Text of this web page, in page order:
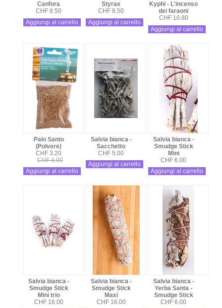
Canfora
CHF 8.50
Aggiungi al carrello
Styrax
CHF 8.50
Aggiungi al carrello
Kyphi - L'incenso
dei faraoni
CHF 10.80
Aggiungi al carrello
Palo Santo
(Polvere)
CHF 3.20
CHF 4.00
Aggiungi al carrello
Salvia bianca -
Sacchetto
CHF 5.00
Aggiungi al carrello
Salvia bianca -
Smudge Stick
Mini
CHF 6.00
Aggiungi al carrello
Salvia bianca -
Smudge Stick
Mini trio
CHF 16.00
Salvia bianca -
Smudge Stick
Maxi
CHF 16.00
Salvia bianca -
Yerba Santa -
Smudge Stick
CHF 6.00